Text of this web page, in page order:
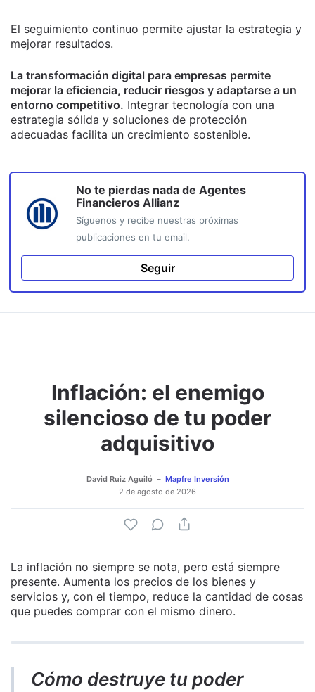
El seguimiento continuo permite ajustar la estrategia y
mejorar resultados.
La transformación digital para empresas permite
mejorar la eficiencia, reducir riesgos y adaptarse a un
entorno competitivo. Integrar tecnología con una
estrategia sólida y soluciones de protección
adecuadas facilita un crecimiento sostenible.
No te pierdas nada de Agentes
Financieros Allianz
Síguenos y recibe nuestras próximas
publicaciones en tu email.
Seguir
Inflación: el enemigo
silencioso de tu poder
adquisitivo
David Ruiz Aguiló
Mapfre Inversión
2 de agosto de 2026
La inflación no siempre se nota, pero está siempre
presente. Aumenta los precios de los bienes y
servicios y, con el tiempo, reduce la cantidad de cosas
que puedes comprar con el mismo dinero.
Cómo destruye tu poder